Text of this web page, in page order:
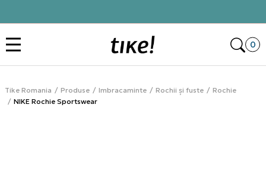
0
Tike Romania Produse Imbracaminte Rochii și fuste
Rochie
NIKE Rochie Sportswear